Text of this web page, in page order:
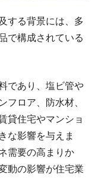
する背景には、多
で構成されている
であり、塩ビ管や
フロア、防水材、
貸住宅やマンショ
な影響を与えま
需要の高まりか
動の影響が住宅業